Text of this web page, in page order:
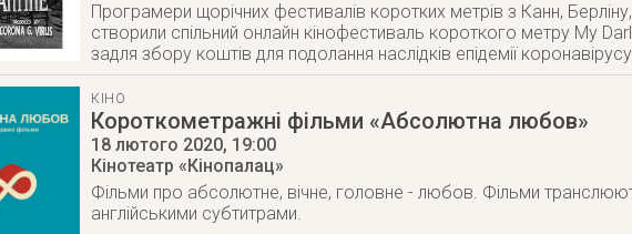
Програмери щорічних фестивалів коротких метрів з Канн,
створили спільний онлайн кінофестиваль короткого метру My
задля збору коштів для подолання наслідків епідемії коронавірусу
КІНО
Короткометражні фільми «Абсолютна любов»
18 лютого 2020, 19:00
Кінотеатр «Кінопалац»
Фільми про абсолютне, вічне, головне - любов. Фільми
англійськими субтитрами.